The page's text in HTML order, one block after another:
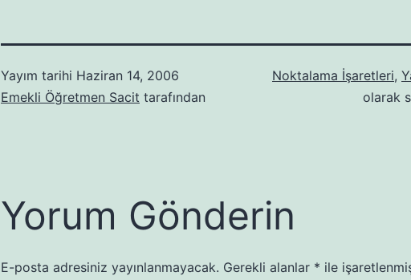
Yayım tarihi Haziran 14, 2006
Emekli Öğretmen Sacit tarafından
Noktalama İşaretleri,
olarak
Yorum Gönderin
E-posta adresiniz yayınlanmayacak. Gerekli alanlar * ile